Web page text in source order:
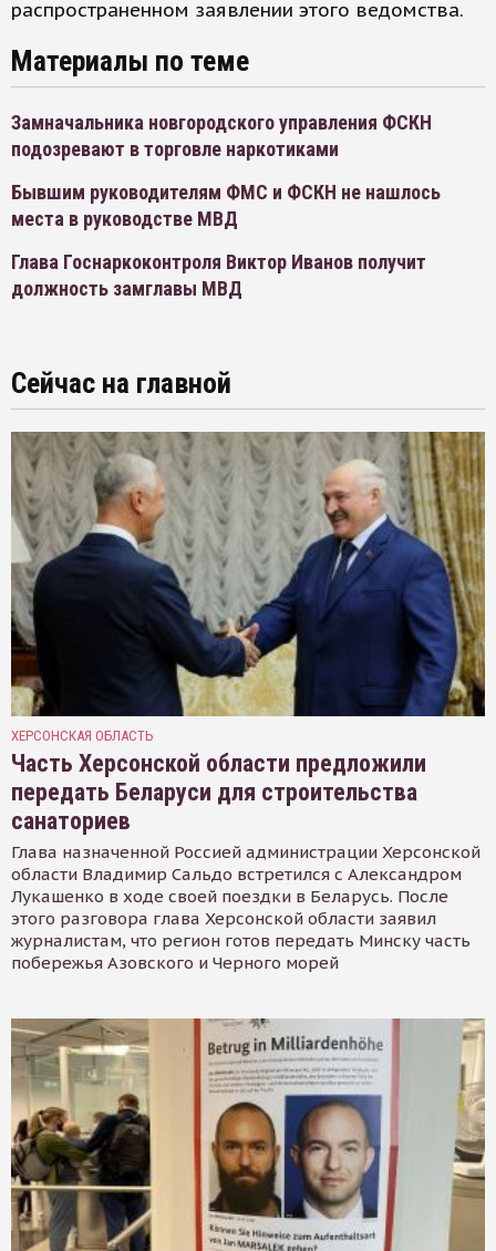
распространенном заявлении этого ведомства.
Материалы по теме
Замначальника новгородского управления ФСКН
подозревают в торговле наркотиками
Бывшим руководителям ФМС и ФСКН не нашлось
места в руководстве МВД
Глава Госнаркоконтроля Виктор Иванов получит
должность замглавы МВД
Сейчас на главной
ХЕРСОНСКАЯ ОБЛАСТЬ
Часть Херсонской области предложили
передать Беларуси для строительства
санаториев
Глава назначенной Россией администрации Херсонской
области Владимир Сальдо встретился с Александром
Лукашенко в ходе своей поездки в Беларусь. После
этого разговора глава Херсонской области заявил
журналистам, что регион готов передать Минску часть
побережья Азовского и Черного морей